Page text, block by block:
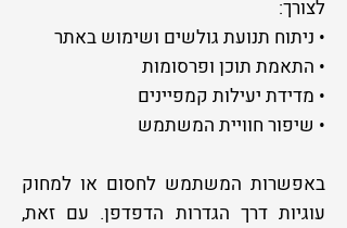
לצורך:
• ניתוח תנועת גולשים ושימוש באתר
• התאמת תוכן ופרסומות
• מדידת יעילות קמפיינים
• שיפור חוויית המשתמש
באפשרות המשתמש לחסום או למחוק
עוגיות דרך הגדרות הדפדפן. עם זאת,